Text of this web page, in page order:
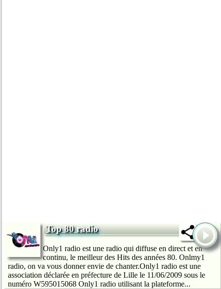
Top 80 radio
Only1 radio est une radio qui diffuse en direct et en
continu, le meilleur des Hits des années 80. Onlmy1
radio, on va vous donner envie de chanter.Only1 radio est une
association déclarée en préfecture de Lille le 11/06/2009 sous le
numéro W595015068 Only1 radio utilisant la plateforme...